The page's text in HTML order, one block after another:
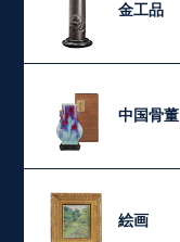
金工品
中国骨董
絵画